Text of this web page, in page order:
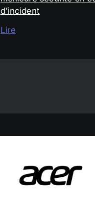
d’incident
Lire